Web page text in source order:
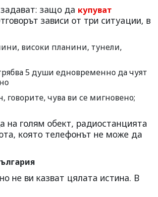
защо да купуват
зависи от три ситуации, в
високи планини, тунели,
5 души едновременно да чуят
говорите, чува ви се мигновено;
на голям обект, радиостанцията
която телефонът не може да
не ви казват цялата истина. В